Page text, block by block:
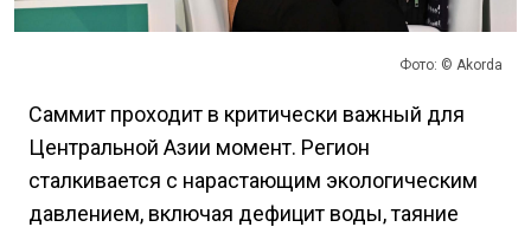
Фото: © Akorda
Саммит проходит в критически важный для
Центральной Азии момент. Регион
сталкивается с нарастающим экологическим
давлением, включая дефицит воды, таяние